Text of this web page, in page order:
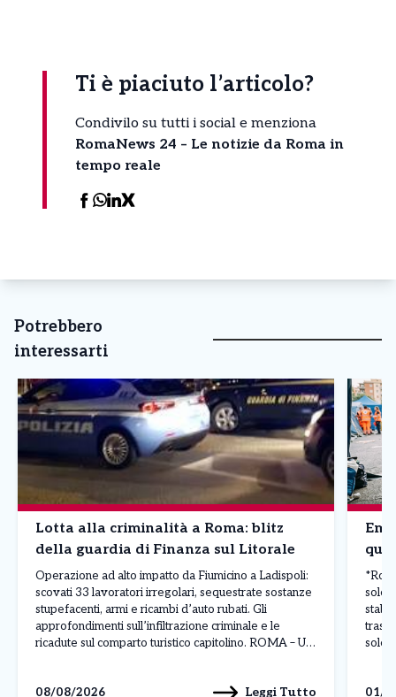
Ti è piaciuto l’articolo?
Condivilo su tutti i social e menziona
RomaNews 24 – Le notizie da Roma in
tempo reale
Potrebbero
interessarti
Lotta alla criminalità a Roma: blitz
della guardia di Finanza sul Litorale
Operazione ad alto impatto da Fiumicino a Ladispoli:
scovati 33 lavoratori irregolari, sequestrate sostanze
stupefacenti, armi e ricambi d’auto rubati. Gli
approfondimenti sull’infiltrazione criminale e le
ricadute sul comparto turistico capitolino. ROMA – Un
per Fregene, Passoscuro e […]
08/08/2026 Leggi Tutto
sole:
sole
01/